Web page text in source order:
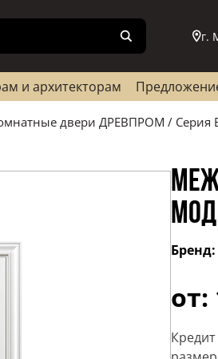
г.
и архитекторам
двери ДРЕВПРОМ / Серия
Бренд:
от: